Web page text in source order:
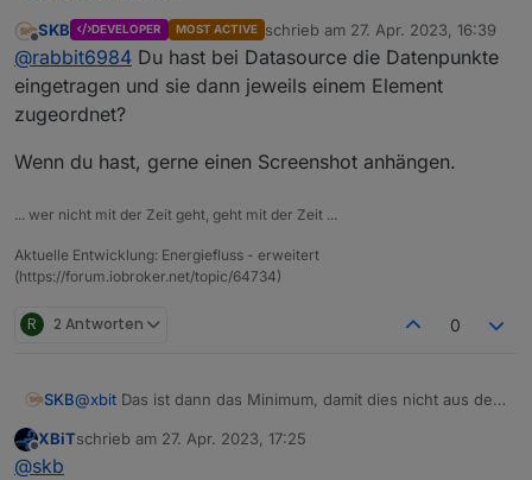
Aber ich hab jetzt z.b.
Produktion eingetragen und bei netzbezug auch
Hätte er dann bei Verbrauch nucht etwas anzeigen
gewesen wären?
Offline
SKB DEVELOPER MOST ACTIVE schrieb am 27. Apr. 2023, 16:39
zuletzt editiert von
@rabbit6984 Du hast bei Datasource die Datenpunkte
eingetragen und sie dann jeweils einem Element
zugeordnet?
Wenn du hast, gerne einen Screenshot anhängen.
... wer nicht mit der Zeit geht, geht mit der Zeit ...
Aktuelle Entwicklung: Energiefluss - erweitert
(https://forum.iobroker.net/topic/64734)
R 2 Antworten 0
SKB@xbit Das ist dann das Minimum, damit dies nicht aus dem
Offline
XBiTschrieb am 27. Apr. 2023, 17:25
zuletzt editiert von
@skb